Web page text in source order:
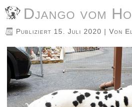
Django vom
Publiziert 15. Juli 2020 |Von